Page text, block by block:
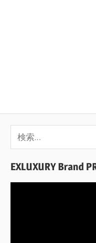
索:
EXLUXURY Brand